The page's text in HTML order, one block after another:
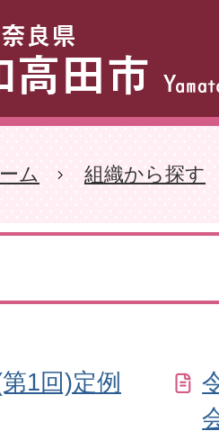
ム 組織から探す
1回)定例